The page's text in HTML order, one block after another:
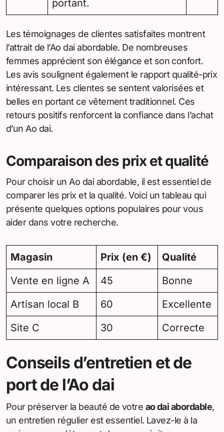
portant.
Les témoignages de clientes satisfaites montrent
l’attrait de l’Ao dai abordable. De nombreuses
femmes apprécient son élégance et son confort.
Les avis soulignent également le rapport qualité-prix
intéressant. Les clientes se sentent valorisées et
belles en portant ce vêtement traditionnel. Ces
retours positifs renforcent la confiance dans l’achat
d’un Ao dai.
Comparaison des prix et qualité
Pour choisir un Ao dai abordable, il est essentiel de
comparer les prix et la qualité. Voici un tableau qui
présente quelques options populaires pour vous
aider dans votre recherche.
Magasin Prix (en €)
Qualité
Vente en ligne A
45
Bonne
Artisan local B
60
Excellente
Site C
30 Correcte
Conseils d’entretien et de
port de l’Ao dai
Pour préserver la beauté de votre ao dai abordable,
un entretien régulier est essentiel. Lavez-le à la